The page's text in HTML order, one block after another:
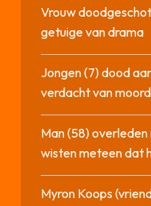
Vrouw
getuige van drama
Jongen (7) dood
verdacht van
Man (58) overleden
wisten meteen dat
Myron Koops